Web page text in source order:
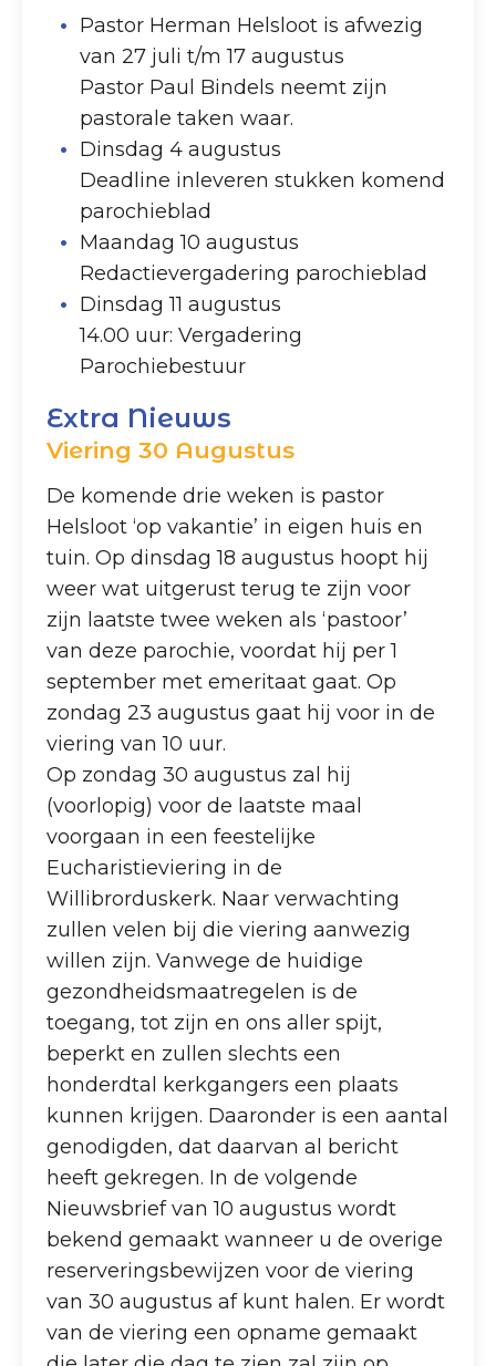
Pastor Herman Helsloot is afwezig
van 27 juli t/m 17 augustus
Pastor Paul Bindels neemt zijn
pastorale taken waar.
Dinsdag 4 augustus
Deadline inleveren stukken komend
parochieblad
Maandag 10 augustus
Redactievergadering parochieblad
Dinsdag 11 augustus
14.00 uur: Vergadering
Parochiebestuur
Extra Nieuws
Viering 30 Augustus
De komende drie weken is pastor
Helsloot ‘op vakantie’ in eigen huis en
tuin. Op dinsdag 18 augustus hoopt hij
weer wat uitgerust terug te zijn voor
zijn laatste twee weken als ‘pastoor’
van deze parochie, voordat hij per 1
september met emeritaat gaat. Op
zondag 23 augustus gaat hij voor in de
viering van 10 uur.
Op zondag 30 augustus zal hij
(voorlopig) voor de laatste maal
voorgaan in een feestelijke
Eucharistieviering in de
Willibrorduskerk. Naar verwachting
zullen velen bij die viering aanwezig
willen zijn. Vanwege de huidige
gezondheidsmaatregelen is de
toegang, tot zijn en ons aller spijt,
beperkt en zullen slechts een
honderdtal kerkgangers een plaats
kunnen krijgen. Daaronder is een aantal
genodigden, dat daarvan al bericht
heeft gekregen. In de volgende
Nieuwsbrief van 10 augustus wordt
bekend gemaakt wanneer u de overige
reserveringsbewijzen voor de viering
van 30 augustus af kunt halen. Er wordt
van de viering een opname gemaakt